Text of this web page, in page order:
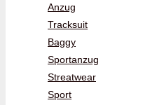
Anzug
Tracksuit
Baggy
Sportanzug
Streatwear
Sport